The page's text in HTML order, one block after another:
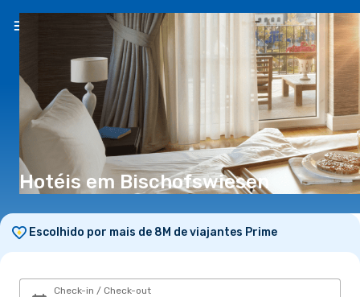
PT(€)
Hotéis em Bischofswiesen
Escolhido por mais de 8M de viajantes Prime
Check-in / Check-out